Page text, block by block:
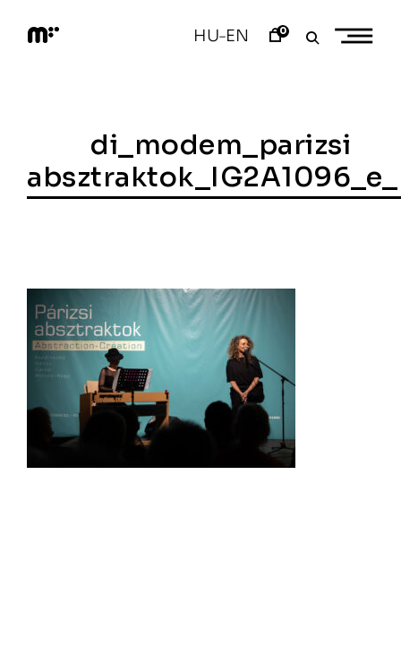
content
HU–EN 0
di_modem_parizsi